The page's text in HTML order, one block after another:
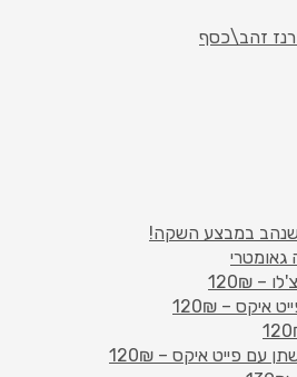
במבצע השקה!
120₪
איקס – 120₪